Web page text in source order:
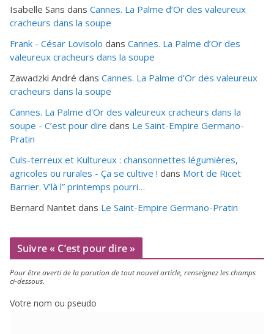
Isabelle Sans dans Cannes. La Palme d’Or des valeureux
cracheurs dans la soupe
Frank - César Lovisolo dans Cannes. La Palme d’Or des
valeureux cracheurs dans la soupe
Zawadzki André dans Cannes. La Palme d’Or des valeureux
cracheurs dans la soupe
Cannes. La Palme d'Or des valeureux cracheurs dans la
soupe - C’est pour dire dans Le Saint-Empire Germano-
Pratin
Culs-terreux et Kultureux : chansonnettes légumières,
agricoles ou rurales - Ça se cultive ! dans Mort de Ricet
Barrier. V’là l” printemps pourri…
Bernard Nantet dans Le Saint-Empire Germano-Pratin
Suivre « C’est pour dire »
Pour être aver­ti de la paru­tion de tout nou­vel article, ren­sei­gnez les champs
ci-dessous.
Votre nom ou pseudo